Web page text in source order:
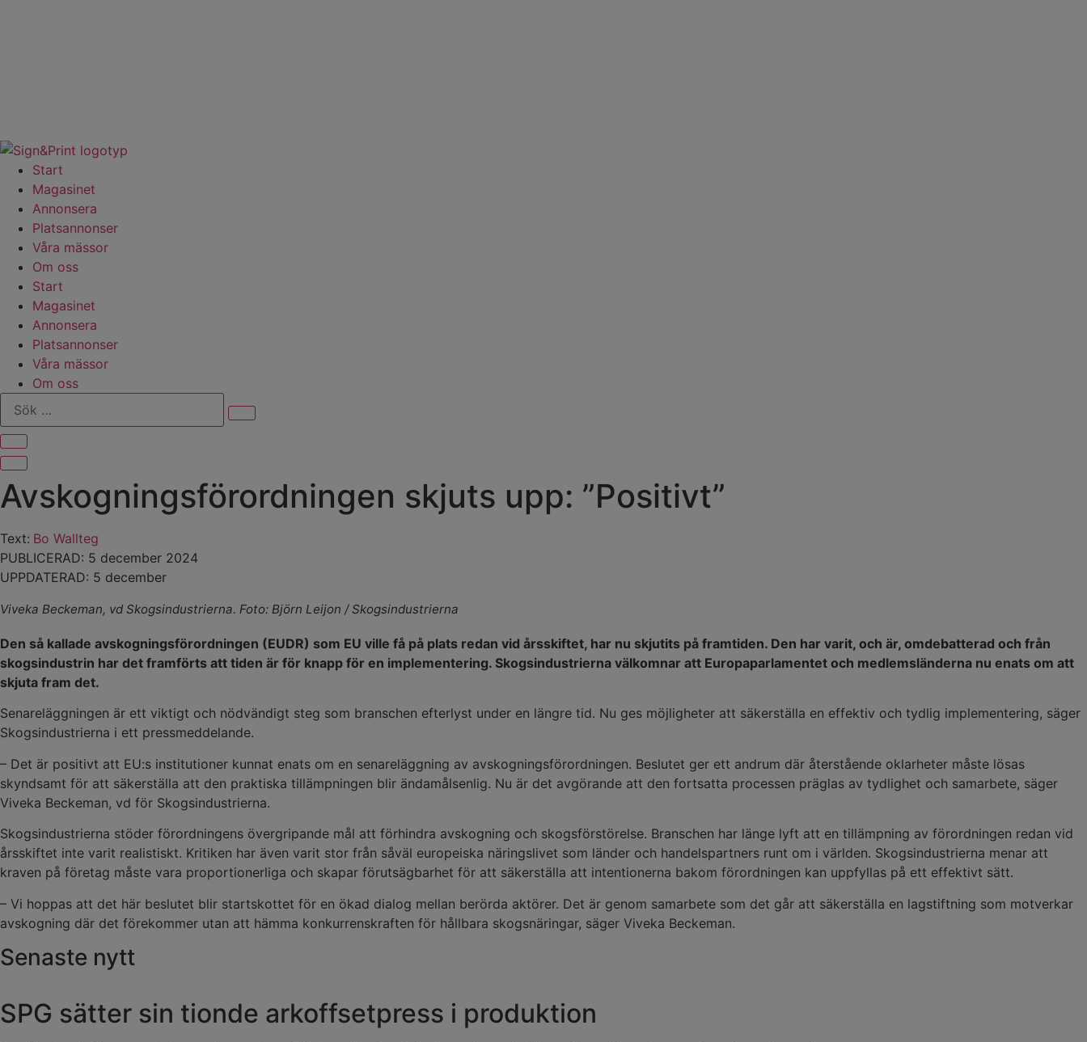
Start
Magasinet
Annonsera
Platsannonser
Våra mässor
Om oss
Start
Magasinet
Annonsera
Platsannonser
Våra mässor
Om oss
Sök
Avskogningsförordningen skjuts upp: ”Positivt”
Text: Bo Wallteg
PUBLICERAD: 5 december 2024
UPPDATERAD: 5 december
Viveka Beckeman, vd Skogsindustrierna. Foto: Björn Leijon / Skogsindustrierna
Den så kallade avskogningsförordningen (EUDR) som EU ville få på plats redan vid årsskiftet, har nu skjutits på framtiden. Den har varit, och är, omdebatterad och från
skogsindustrin har det framförts att tiden är för knapp för en implementering. Skogsindustrierna välkomnar att Europaparlamentet och medlemsländerna nu enats om att
skjuta fram det.
Senareläggningen är ett viktigt och nödvändigt steg som branschen efterlyst under en längre tid. Nu ges möjligheter att säkerställa en effektiv och tydlig implementering, säger
Skogsindustrierna i ett pressmeddelande.
– Det är positivt att EU:s institutioner kunnat enats om en senareläggning av avskogningsförordningen. Beslutet ger ett andrum där återstående oklarheter måste lösas
skyndsamt för att säkerställa att den praktiska tillämpningen blir ändamålsenlig. Nu är det avgörande att den fortsatta processen präglas av tydlighet och samarbete, säger
Viveka Beckeman, vd för Skogsindustrierna.
Skogsindustrierna stöder förordningens övergripande mål att förhindra avskogning och skogsförstörelse. Branschen har länge lyft att en tillämpning av förordningen redan vid
årsskiftet inte varit realistiskt. Kritiken har även varit stor från såväl europeiska näringslivet som länder och handelspartners runt om i världen. Skogsindustrierna menar att
kraven på företag måste vara proportionerliga och skapar förutsägbarhet för att säkerställa att intentionerna bakom förordningen kan uppfyllas på ett effektivt sätt.
– Vi hoppas att det här beslutet blir startskottet för en ökad dialog mellan berörda aktörer. Det är genom samarbete som det går att säkerställa en lagstiftning som motverkar
avskogning där det förekommer utan att hämma konkurrenskraften för hållbara skogsnäringar, säger Viveka Beckeman.
Senaste nytt
SPG sätter sin tionde arkoffsetpress i produktion